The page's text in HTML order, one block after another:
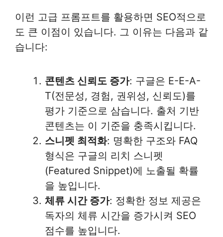
이런 고급 프롬프트를 활용하면 SEO적으로
도 큰 이점이 있습니다. 그 이유는 다음과 같
습니다:
콘텐츠 신뢰도 증가: 구글은 E-E-A-
T(전문성, 경험, 권위성, 신뢰도)를
평가 기준으로 삼습니다. 출처 기반
콘텐츠는 이 기준을 충족시킵니다.
스니펫 최적화: 명확한 구조와 FAQ
형식은 구글의 리치 스니펫
(Featured Snippet)에 노출될 확률
을 높입니다.
체류 시간 증가: 정확한 정보 제공은
독자의 체류 시간을 증가시켜 SEO
점수를 높입니다.